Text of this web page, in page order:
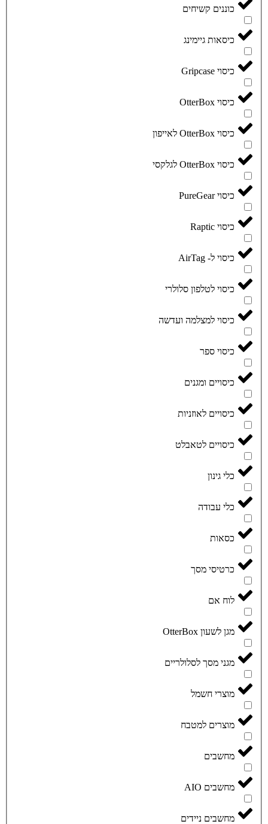
כוננים קשיחים
כיסאות גיימינג
כיסוי Gripcase
כיסוי OtterBox
כיסוי OtterBox לאייפון
כיסוי OtterBox לגלקסי
כיסוי PureGear
כיסוי Raptic
כיסוי ל- AirTag
כיסוי לטלפון סלולרי
כיסוי למצלמה ועדשה
כיסוי ספר
כיסויים ומגנים
כיסויים לאוזניות
כיסויים לטאבלט
כלי גינון
כלי עבודה
כסאות
כרטיסי מסך
לוח אם
מגן לשעון OtterBox
מגני מסך לסלולריים
מוצרי חשמל
מוצרים למטבח
מחשבים
מחשבים AIO
מחשבים ניידים